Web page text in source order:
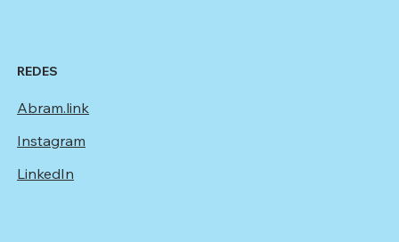
REDES
Abram.link
Instagram
LinkedIn